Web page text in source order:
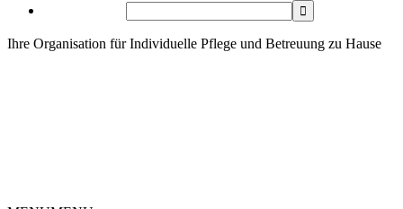
Ihre Organisation für Individuelle Pflege und Betreuung zu Hause